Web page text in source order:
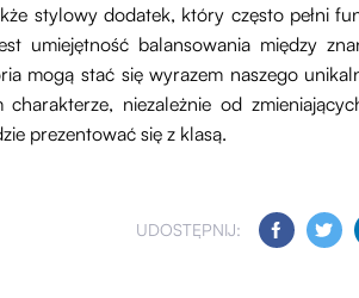
stylowy dodatek, który często pełni
umiejętność balansowania między
mogą stać się wyrazem naszego
niezależnie od
prezentować się z klasą.
UDOSTĘPNIJ: